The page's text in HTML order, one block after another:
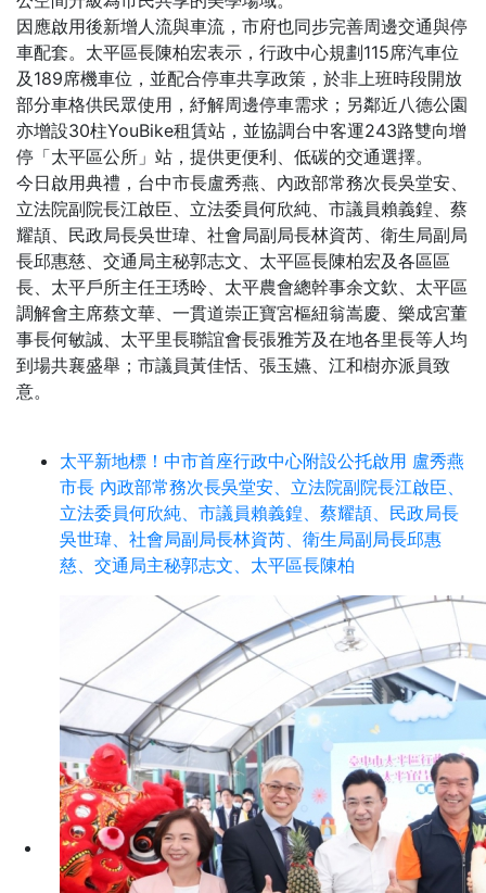
因應啟用後新增人流與車流，市府也同步完善周邊交通與停
車配套。太平區長陳柏宏表示，行政中心規劃115席汽車位
及189席機車位，並配合停車共享政策，於非上班時段開放
部分車格供民眾使用，紓解周邊停車需求；另鄰近八德公園
亦增設30柱YouBike租賃站，並協調台中客運243路雙向增
停「太平區公所」站，提供更便利、低碳的交通選擇。
今日啟用典禮，台中市長盧秀燕、內政部常務次長吳堂安、
立法院副院長江啟臣、立法委員何欣純、市議員賴義鍠、蔡
耀頡、民政局長吳世瑋、社會局副局長林資芮、衛生局副局
長邱惠慈、交通局主秘郭志文、太平區長陳柏宏及各區區
長、太平戶所主任王琇昤、太平農會總幹事余文欽、太平區
調解會主席蔡文華、一貫道崇正寶宮樞紐翁嵩慶、樂成宮董
事長何敏誠、太平里長聯誼會長張雅芳及在地各里長等人均
到場共襄盛舉；市議員黃佳恬、張玉嬿、江和樹亦派員致
意。
太平新地標！中市首座行政中心附設公托啟用 盧秀燕
市長 內政部常務次長吳堂安、立法院副院長江啟臣、
立法委員何欣純、市議員賴義鍠、蔡耀頡、民政局長
吳世瑋、社會局副局長林資芮、衛生局副局長邱惠
慈、交通局主秘郭志文、太平區長陳柏